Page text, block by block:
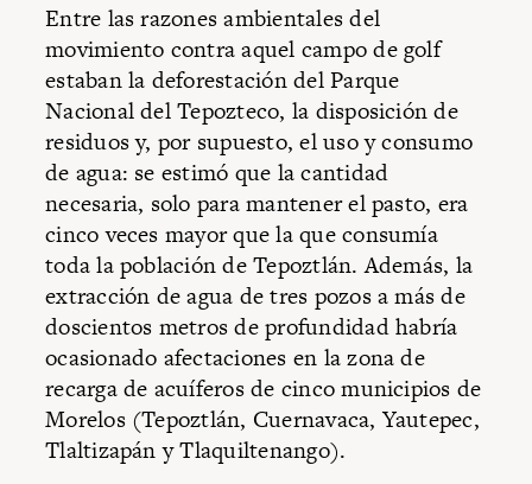
Entre las razones ambientales del
movimiento contra aquel campo de golf
estaban la deforestación del Parque
Nacional del Tepozteco, la disposición de
residuos y, por supuesto, el uso y consumo
de agua: se estimó que la cantidad
necesaria, solo para mantener el pasto, era
cinco veces mayor que la que consumía
toda la población de Tepoztlán. Además, la
extracción de agua de tres pozos a más de
doscientos metros de profundidad habría
ocasionado afectaciones en la zona de
recarga de acuíferos de cinco municipios de
Morelos (Tepoztlán, Cuernavaca, Yautepec,
Tlaltizapán y Tlaquiltenango).